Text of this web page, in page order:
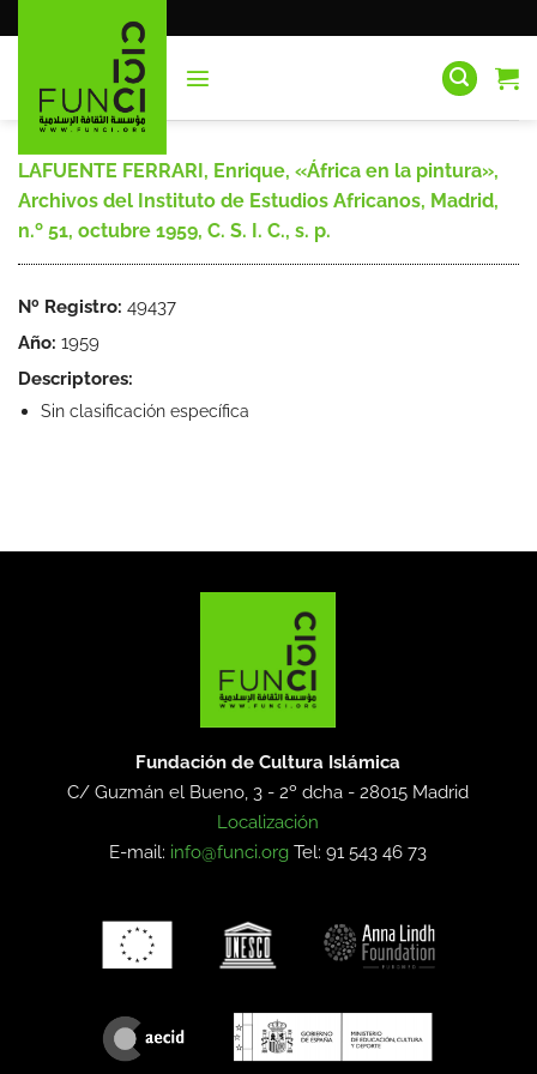
al
LAFUENTE FERRARI, Enrique, «África en la pintura»,
Archivos del Instituto de Estudios Africanos, Madrid,
n.º 51, octubre 1959, C. S. I. C., s. p.
Nº Registro: 49437
Año: 1959
Descriptores:
Sin clasificación específica
Fundación de Cultura Islámica
C/ Guzmán el Bueno, 3 - 2º dcha -28015 Madrid
Localización
E-mail: info@funci.org Tel: 91 543 46 73